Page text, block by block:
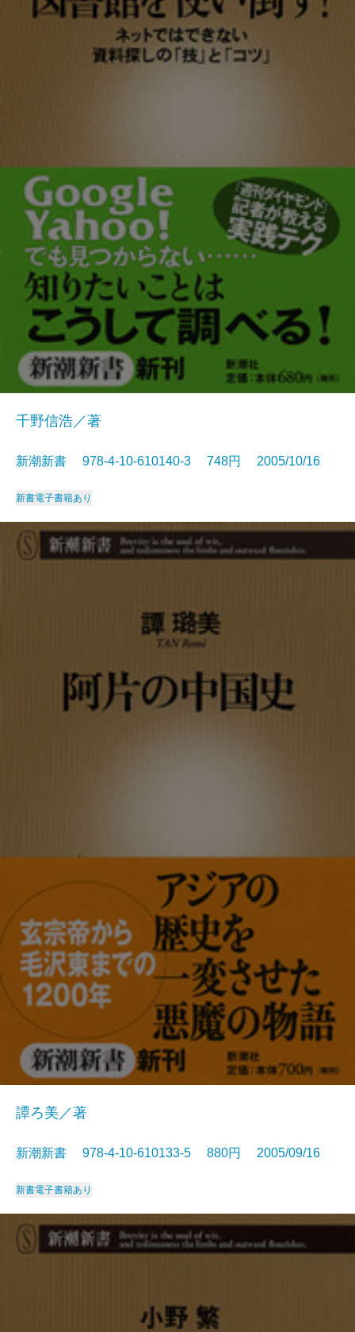
千野信浩／著
新潮新書 978-4-10-610140-3 748円 2005/10/16
新書電子書籍あり
譚ろ美／著
新潮新書 978-4-10-610133-5 880円 2005/09/16
新書電子書籍あり